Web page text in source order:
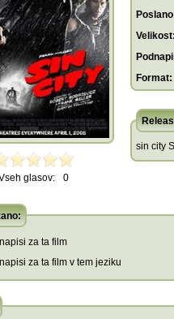
glasov: 0
Format:
sin city
za ta film
za ta film v tem jeziku